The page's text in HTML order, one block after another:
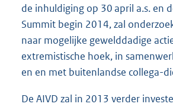
de inhuldiging op 30 april a.s. en
Summit begin 2014, zal
naar mogelijke gewelddadige
extremistische hoek, in
en en met buitenlandse collega-
De AIVD zal in 2013 verder